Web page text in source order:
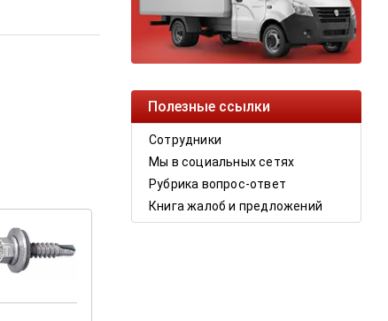
Полезные ссылки
Сотрудники
Мы в социальных сетях
Рубрика вопрос-ответ
Книга жалоб и предложений